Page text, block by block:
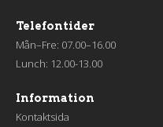
Telefontider
Mån–Fre: 07.00–16.00
Lunch: 12.00-13.00
Information
Kontaktsida